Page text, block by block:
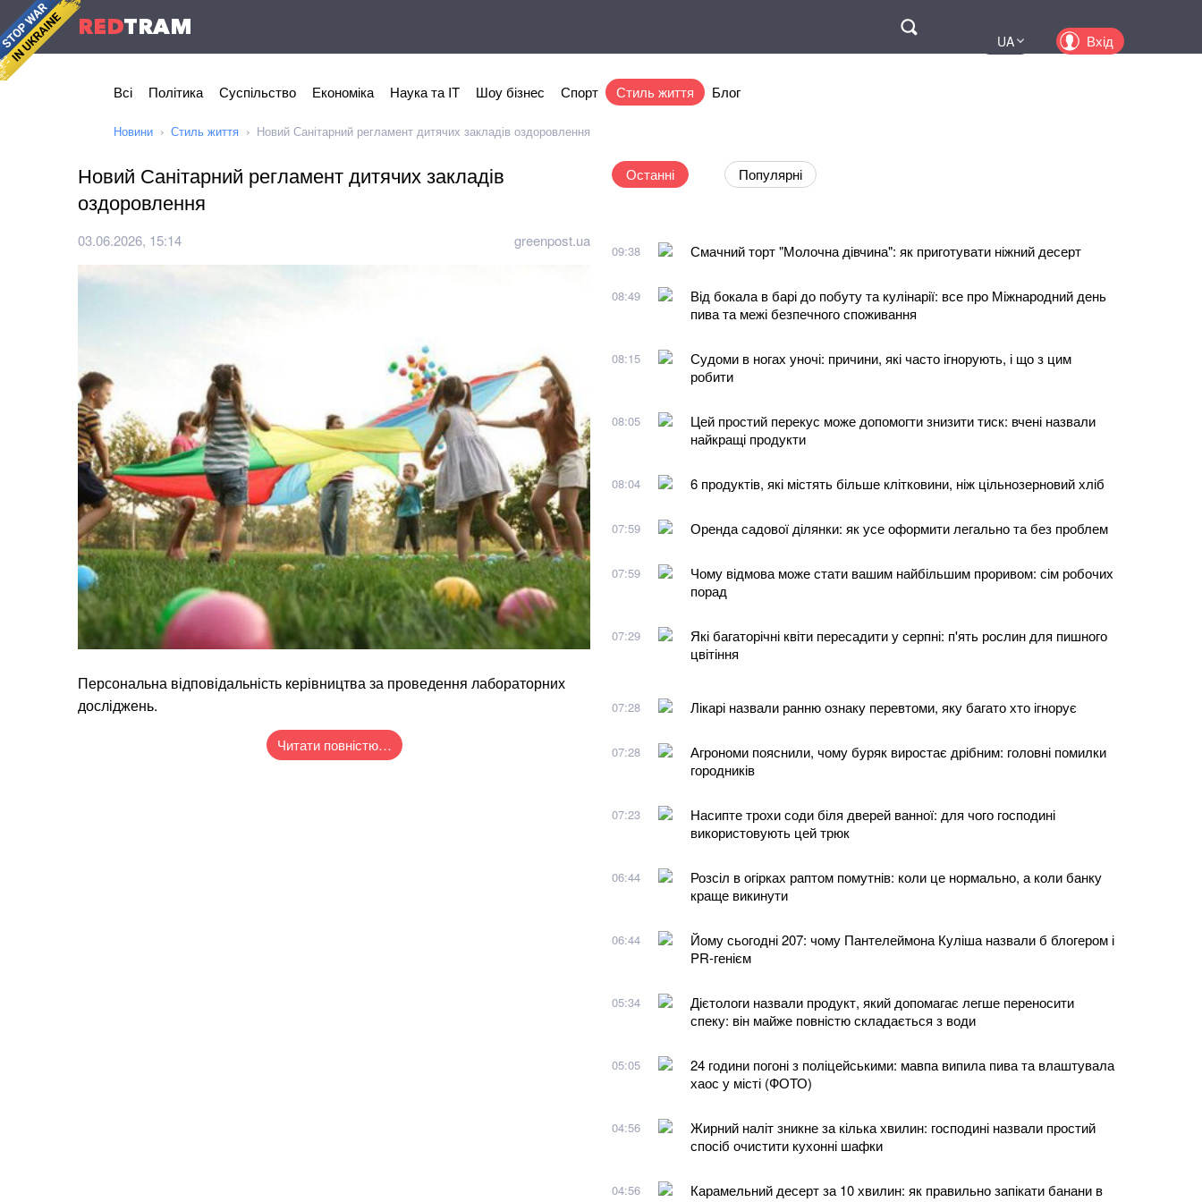
REDTRAM
UA
Вхід
Всі Політика Суспільство Економіка Наука та IT Шоу бізнес Спорт Стиль життя Блог
Новини Стиль життя Новий Санітарний регламент дитячих закладів оздоровлення
Новий Санітарний регламент дитячих закладів
оздоровлення
03.06.2026, 15:14 greenpost.ua
Персональна відповідальність керівництва за проведення лабораторних
досліджень.
Читати повністю…
Останні Популярні
09:38 Смачний торт "Молочна дівчина": як приготувати ніжний десерт
08:49
Від бокала в барі до побуту та кулінарії: все про Міжнародний день
пива та межі безпечного споживання
08:15
Судоми в ногах уночі: причини, які часто ігнорують, і що з цим
робити
08:05
Цей простий перекус може допомогти знизити тиск: вчені назвали
найкращі продукти
08:04 6 продуктів, які містять більше клітковини, ніж цільнозерновий хліб
07:59 Оренда садової ділянки: як усе оформити легально та без проблем
07:59
Чому відмова може стати вашим найбільшим проривом: сім робочих
порад
07:29
Які багаторічні квіти пересадити у серпні: п'ять рослин для пишного
цвітіння
07:28 Лікарі назвали ранню ознаку перевтоми, яку багато хто ігнорує
07:28
Агрономи пояснили, чому буряк виростає дрібним: головні помилки
городників
07:23
Насипте трохи соди біля дверей ванної: для чого господині
використовують цей трюк
06:44
Розсіл в огірках раптом помутнів: коли це нормально, а коли банку
краще викинути
06:44
Йому сьогодні 207: чому Пантелеймона Куліша назвали б блогером і
PR-генієм
05:34
Дієтологи назвали продукт, який допомагає легше переносити
спеку: він майже повністю складається з води
05:05
24 години погоні з поліцейськими: мавпа випила пива та влаштувала
хаос у місті (ФОТО)
04:56
Жирний наліт зникне за кілька хвилин: господині назвали простий
спосіб очистити кухонні шафки
04:56
Карамельний десерт за 10 хвилин: як правильно запікати банани в